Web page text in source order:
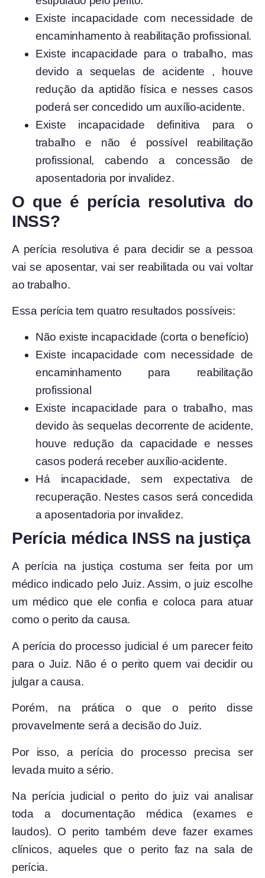
Existe incapacidade com necessidade de
encaminhamento à reabilitação profissional.
Existe incapacidade para o trabalho, mas
devido a sequelas de acidente , houve
redução da aptidão física e nesses casos
poderá ser concedido um auxílio-acidente.
Existe incapacidade definitiva para o
trabalho e não é possível reabilitação
profissional, cabendo a concessão de
aposentadoria por invalidez.
O que é perícia resolutiva do
INSS?
A perícia resolutiva é para decidir se a pessoa
vai se aposentar, vai ser reabilitada ou vai voltar
ao trabalho.
Essa perícia tem quatro resultados possíveis:
Não existe incapacidade (corta o benefício)
Existe incapacidade com necessidade de
encaminhamento para reabilitação
profissional
Existe incapacidade para o trabalho, mas
devido às sequelas decorrente de acidente,
houve redução da capacidade e nesses
casos poderá receber auxílio-acidente.
Há incapacidade, sem expectativa de
recuperação. Nestes casos será concedida
a aposentadoria por invalidez.
Perícia médica INSS na justiça
A perícia na justiça costuma ser feita por um
médico indicado pelo Juiz. Assim, o juiz escolhe
um médico que ele confia e coloca para atuar
como o perito da causa.
A perícia do processo judicial é um parecer feito
para o Juiz. Não é o perito quem vai decidir ou
julgar a causa.
Porém, na prática o que o perito disse
provavelmente será a decisão do Juiz.
Por isso, a perícia do processo precisa ser
levada muito a sério.
Na perícia judicial o perito do juiz vai analisar
toda a documentação médica (exames e
laudos). O perito também deve fazer exames
clínicos, aqueles que o perito faz na sala de
perícia.